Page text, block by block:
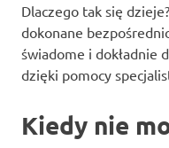
Dlaczego tak się
dokonane
świadome i dokładnie
dzięki pomocy
Kiedy nie